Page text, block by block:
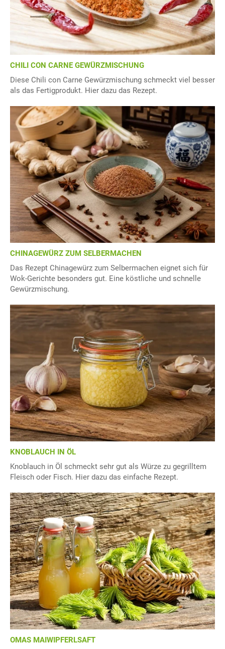
CHILI CON CARNE GEWÜRZMISCHUNG
Diese Chili con Carne Gewürzmischung schmeckt viel besser
als das Fertigprodukt. Hier dazu das Rezept.
CHINAGEWÜRZ ZUM SELBERMACHEN
Das Rezept Chinagewürz zum Selbermachen eignet sich für
Wok-Gerichte besonders gut. Eine köstliche und schnelle
Gewürzmischung.
KNOBLAUCH IN ÖL
Knoblauch in Öl schmeckt sehr gut als Würze zu gegrilltem
Fleisch oder Fisch. Hier dazu das einfache Rezept.
OMAS MAIWIPFERLSAFT